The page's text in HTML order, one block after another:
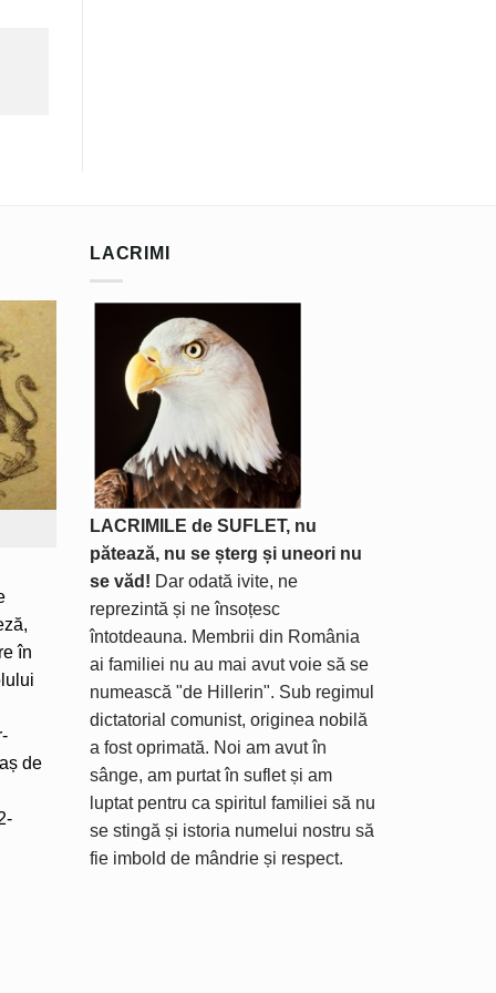
în
de
LACRIMI
LACRIMILE de SUFLET, nu
pătează, nu se șterg și uneori nu
se văd! Dar odată ivite, ne
reprezintă și ne însoțesc
întotdeauna. Membrii din România
ai familiei nu au mai avut voie să se
numească "de Hillerin". Sub regimul
dictatorial comunist, originea nobilă
a fost oprimată. Noi am avut în
sânge, am purtat în suflet și am
luptat pentru ca spiritul familiei să nu
se stingă și istoria numelui nostru să
fie imbold de mândrie și respect.